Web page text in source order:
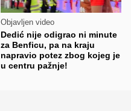
Objavljen video
Dedić nije odigrao ni minute
za Benficu, pa na kraju
napravio potez zbog kojeg je
u centru pažnje!